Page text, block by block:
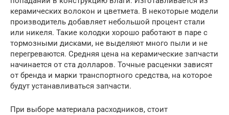
керамических волокон и цветмета. В некоторые модели
производитель добавляет небольшой процент стали
или никеля. Такие колодки хорошо работают в паре с
тормозными дисками, не выделяют много пыли и не
перегреваются. Средняя цена на керамические запчасти
начинается от ста долларов. Точные расценки зависят
от бренда и марки транспортного средства, на которое
будут устанавливаться запчасти.
При выборе материала расходников, стоит